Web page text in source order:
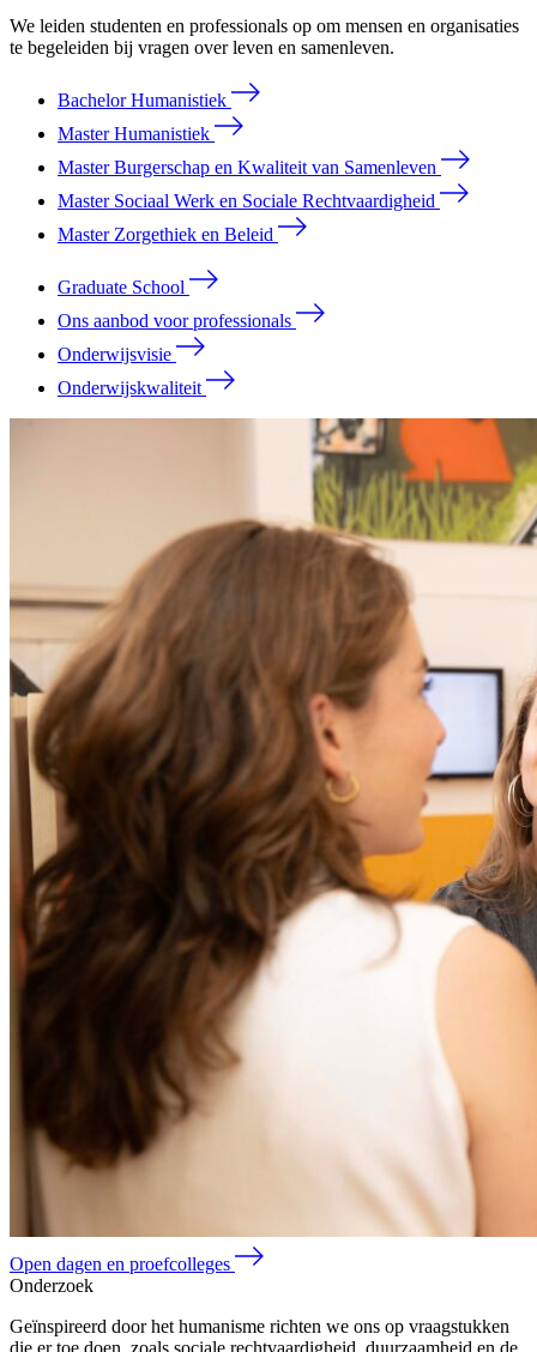
We leiden studenten en professionals op om mensen en organisaties
te begeleiden bij vragen over leven en samenleven.
Bachelor Humanistiek
Master Humanistiek
Master Burgerschap en Kwaliteit van Samenleven
Master Sociaal Werk en Sociale Rechtvaardigheid
Master Zorgethiek en Beleid
Graduate School
Ons aanbod voor professionals
Onderwijsvisie
Onderwijskwaliteit
Open dagen en proefcolleges
Onderzoek
Geïnspireerd door het humanisme richten we ons op vraagstukken
die er toe doen, zoals sociale rechtvaardigheid, duurzaamheid en de